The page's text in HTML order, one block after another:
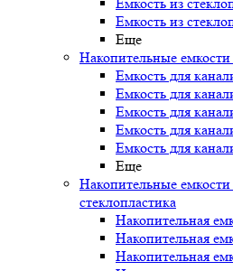
Емкость из
Еще
Накопительные
Емкость для
Емкость для
Емкость для
Емкость для
Емкость для
Еще
Накопительные емкости
стеклопластика
Накопительная
Накопительная
Накопительная